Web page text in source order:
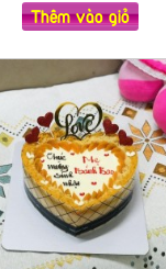
Thêm vào giỏ